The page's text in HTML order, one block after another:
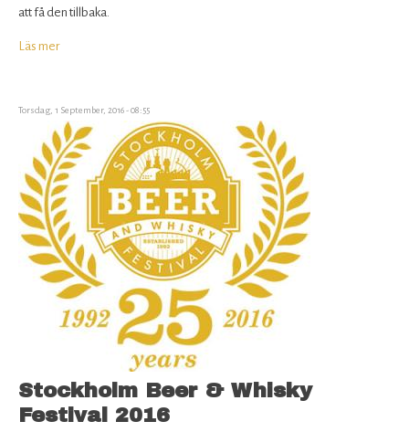
att få den tillbaka.
Läs merom
S
T
Ä
L
L
T
-
Bryggeribesöket
lördagen
den
22
oktober
Oppigårds
blir
Torsdag, 1 September, 2016 - 08:55
Stockholm Beer & Whisky
Festival 2016